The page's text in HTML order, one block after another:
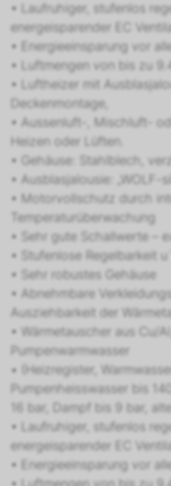
• Laufruhiger, stufenlos
energeisparender EC
• Energieeinsparung vor
• Luftmengen von bis zu
• Luftheizer mit
Deckenmontage,
• Aussenluft-, Mischluft-
Heizen oder Lüften.
• Gehäuse: Stahlblech,
• Ausblasjalousie: „WOLF-
• Motorvollschutz durch
Temperaturüberwachung
• Sehr gute Schallwerte –
• Stufenlose Regelbarkeit
• Sehr robustes Gehäuse
• Abnehmbare
Ausziehbarkeit der
• Wärmetauscher aus Cu/
Pumpenwarmwasser
• (Heizregister,
Pumpenheisswasser bis
16 bar, Dampf bis 9 bar,
• Laufruhiger, stufenlos
energeisparender EC
• Energieeinsparung vor